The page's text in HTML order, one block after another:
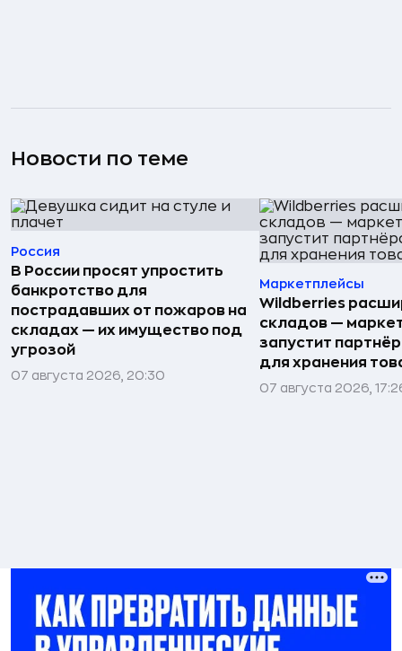
Новости по теме
Россия
В России просят упростить
банкротство для
пострадавших от пожаров на
складах — их имущество под
угрозой
07 августа 2026, 20:30
Маркетплейсы
Wildberries
складов —
запустит
для хранения
07 августа 2026,